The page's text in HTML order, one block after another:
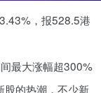
，报528.5港
最大涨幅超300%
股的热潮，不少新